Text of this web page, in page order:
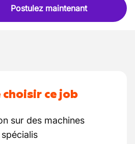
Postulez maintenant
ce job
sur des machines